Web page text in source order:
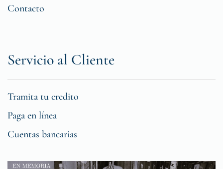
Contacto
Servicio al Cliente
Tramita tu credito
Paga en línea
Cuentas bancarias